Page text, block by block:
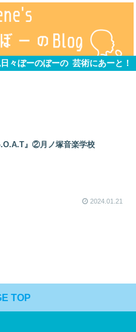
日々ぼーのぼーの 芸術にあーと！
』②月ノ塚音楽学校
2024.01.21
TOP